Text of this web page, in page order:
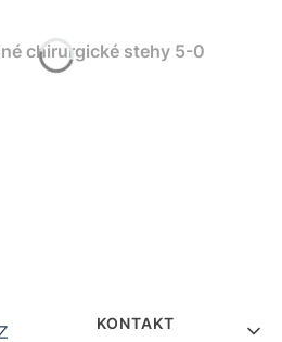
chirurgické stehy 5-0
Menu v zápatí
KONTAKT